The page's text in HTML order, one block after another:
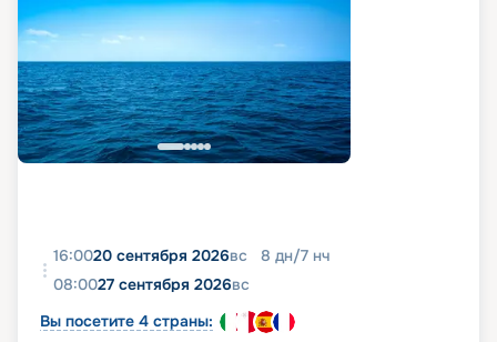
16:0020 сентября 2026вс 8 дн/7 нч
08:0027 сентября 2026вс
Вы посетите 4 страны: